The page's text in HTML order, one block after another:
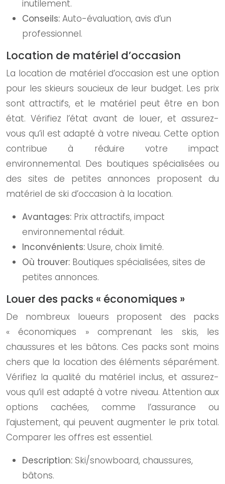
inutilement.
Conseils: Auto-évaluation, avis d’un
professionnel.
Location de matériel d’occasion
La location de matériel d’occasion est une option
pour les skieurs soucieux de leur budget. Les prix
sont attractifs, et le matériel peut être en bon
état. Vérifiez l’état avant de louer, et assurez-
vous qu’il est adapté à votre niveau. Cette option
contribue à réduire votre impact
environnemental. Des boutiques spécialisées ou
des sites de petites annonces proposent du
matériel de ski d’occasion à la location.
Avantages: Prix attractifs, impact
environnemental réduit.
Inconvénients: Usure, choix limité.
Où trouver: Boutiques spécialisées, sites de
petites annonces.
Louer des packs « économiques »
De nombreux loueurs proposent des packs
« économiques » comprenant les skis, les
chaussures et les bâtons. Ces packs sont moins
chers que la location des éléments séparément.
Vérifiez la qualité du matériel inclus, et assurez-
vous qu’il est adapté à votre niveau. Attention aux
options cachées, comme l’assurance ou
l’ajustement, qui peuvent augmenter le prix total.
Comparer les offres est essentiel.
Description: Ski/snowboard, chaussures,
bâtons.